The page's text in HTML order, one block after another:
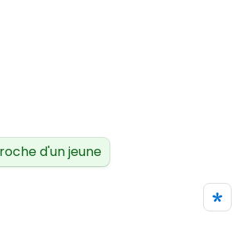
d'un jeune